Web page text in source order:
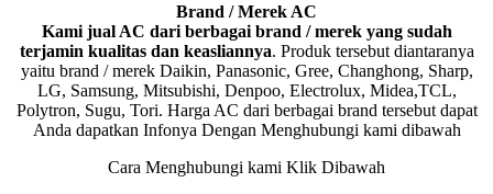
Brand / Merek AC
Kami jual AC dari berbagai brand / merek yang sudah
terjamin kualitas dan keasliannya. Produk tersebut diantaranya
yaitu brand / merek Daikin, Panasonic, Gree, Changhong, Sharp,
LG, Samsung, Mitsubishi, Denpoo, Electrolux, Midea,TCL,
Polytron, Sugu, Tori. Harga AC dari berbagai brand tersebut dapat
Anda dapatkan Infonya Dengan Menghubungi kami dibawah
Cara Menghubungi kami Klik Dibawah